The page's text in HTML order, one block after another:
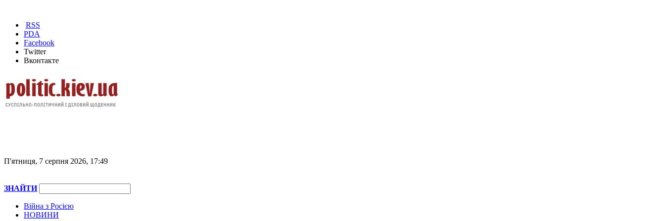
RSS
PDA
Facebook
Twitter
Вконтакте
П'ятниця, 7 серпня 2026, 17:49
ЗНАЙТИ
Війна з Росією
НОВИНИ